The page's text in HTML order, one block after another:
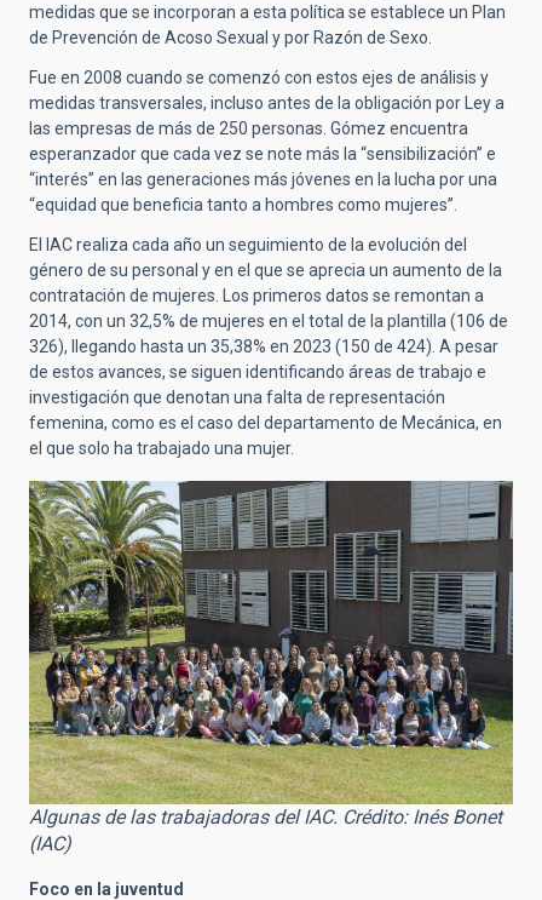
medidas que se incorporan a esta política se establece un Plan
de Prevención de Acoso Sexual y por Razón de Sexo.
Fue en 2008 cuando se comenzó con estos ejes de análisis y
medidas transversales, incluso antes de la obligación por Ley a
las empresas de más de 250 personas. Gómez encuentra
esperanzador que cada vez se note más la “sensibilización” e
“interés” en las generaciones más jóvenes en la lucha por una
“equidad que beneficia tanto a hombres como mujeres”.
El IAC realiza cada año un seguimiento de la evolución del
género de su personal y en el que se aprecia un aumento de la
contratación de mujeres. Los primeros datos se remontan a
2014, con un 32,5% de mujeres en el total de la plantilla (106 de
326), llegando hasta un 35,38% en 2023 (150 de 424). A pesar
de estos avances, se siguen identificando áreas de trabajo e
investigación que denotan una falta de representación
femenina, como es el caso del departamento de Mecánica, en
el que solo ha trabajado una mujer.
Algunas de las trabajadoras del IAC. Crédito: Inés Bonet
(IAC)
Foco en la juventud